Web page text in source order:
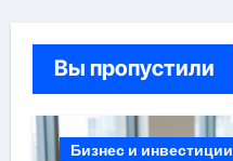
Вы пропустили
Бизнес и инвестиции